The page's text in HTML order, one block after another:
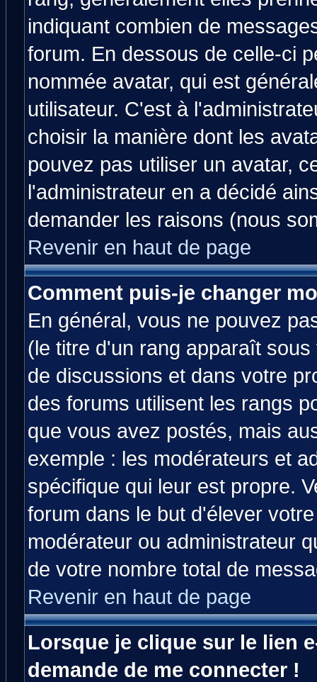
indiquant combien de
forum. En dessous de celle-ci
nommée avatar, qui est
utilisateur. C'est à
choisir la manière dont les
pouvez pas utiliser un avatar,
l'administrateur en a décidé
demander les raisons (nous
Revenir en haut de page
Comment puis-je changer
En général, vous ne pouvez
(le titre d'un rang apparaît
de discussions et dans votre
des forums utilisent les rangs
que vous avez postés, mais
exemple : les modérateurs et
spécifique qui leur est propre.
forum dans le but d'élever
modérateur ou administrateur
de votre nombre total de
Revenir en haut de page
Lorsque je clique sur le lien
demande de me connecter !